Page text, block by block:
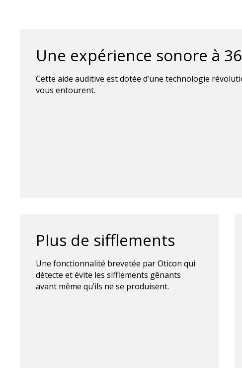
Une expérience sonore à
Cette aide auditive est dotée d’une technologie
vous entourent.
Plus de sifflements
Une fonctionnalité brevetée par Oticon qui
détecte et évite les sifflements gênants
avant même qu’ils ne se produisent.